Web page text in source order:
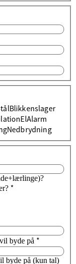
Blikkenslager
ElAlarm
Nedbrydning
*
byde på *
byde på (kun tal)